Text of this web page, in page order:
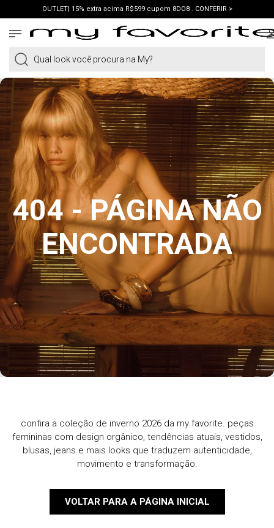
OUTLET| 15% extra acima R$599 cupom 8DO8 . CONFERIR >
PRIMEIRA COMPRA | ganhe 10% cupom WELCOME. VER LOOKS >
Qual look você procura na My?
404 - PÁGINA NÃO
ENCONTRADA
confira a coleção de inverno 2026 da my favorite. peças
femininas com design orgânico, tendências atuais, vestidos,
blusas, jeans e mais looks que traduzem autenticidade,
movimento e transformação.
VOLTAR PARA A PÁGINA INICIAL